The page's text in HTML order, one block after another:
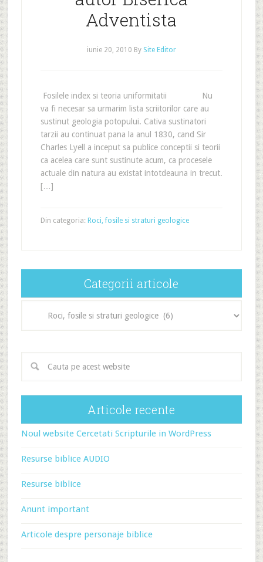
Adventista
iunie 20, 2010 By Site Editor
Fosilele index si teoria uniformitatii Nu
va fi necesar sa urmarim lista scriitorilor care au
sustinut geologia potopului. Cativa sustinatori
tarzii au continuat pana la anul 1830, cand Sir
Charles Lyell a inceput sa publice conceptii si teorii
ca acelea care sunt sustinute acum, ca procesele
actuale din natura au existat intotdeauna in trecut.
[…]
Din categoria: Roci, fosile si straturi geologice
Categorii articole
articole
Articole recente
Noul website Cercetati Scripturile in WordPress
Resurse biblice AUDIO
Resurse biblice
Anunt important
Articole despre personaje biblice